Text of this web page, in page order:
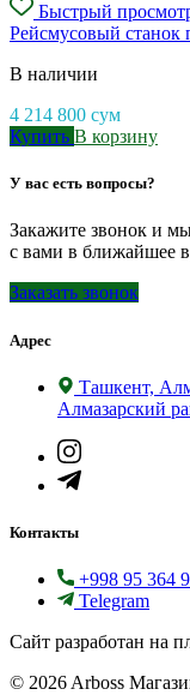
Быстрый
Рейсмусовый станок
В наличии
4 214 800 сум
Купить В корзину
У вас есть вопросы?
Закажите звонок и
с вами в ближайшее
Заказать звонок
Адрес
Ташкент,
Алмазарский
Контакты
+998 95 364
Telegram
Сайт разработан на
© 2026 Arboss